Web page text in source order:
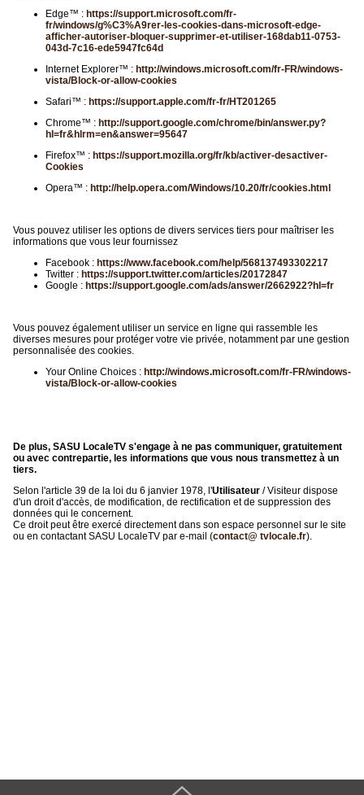
Edge™ : https://support.microsoft.com/fr-
fr/windows/g%C3%A9rer-les-cookies-dans-microsoft-edge-
afficher-autoriser-bloquer-supprimer-et-utiliser-168dab11-0753-
043d-7c16-ede5947fc64d
Internet Explorer™ : http://windows.microsoft.com/fr-FR/windows-
vista/Block-or-allow-cookies
Safari™ : https://support.apple.com/fr-fr/HT201265
Chrome™ : http://support.google.com/chrome/bin/answer.py?
hl=fr&hlrm=en&answer=95647
Firefox™ : https://support.mozilla.org/fr/kb/activer-desactiver-
Cookies
Opera™ : http://help.opera.com/Windows/10.20/fr/cookies.html
Vous pouvez utiliser les options de divers services tiers pour maîtriser les
informations que vous leur fournissez
Facebook : https://www.facebook.com/help/568137493302217
Twitter : https://support.twitter.com/articles/20172847
Google : https://support.google.com/ads/answer/2662922?hl=fr
Vous pouvez également utiliser un service en ligne qui rassemble les
diverses mesures pour protéger votre vie privée, notamment par une gestion
personnalisée des cookies.
Your Online Choices : http://windows.microsoft.com/fr-FR/windows-
vista/Block-or-allow-cookies
De plus, SASU LocaleTV s'engage à ne pas communiquer, gratuitement
ou avec contrepartie, les informations que vous nous transmettez à un
tiers.
Selon l'article 39 de la loi du 6 janvier 1978, l'Utilisateur / Visiteur dispose
d'un droit d'accès, de modification, de rectification et de suppression des
données qui le concernent.
Ce droit peut être exercé directement dans son espace personnel sur le site
ou en contactant SASU LocaleTV par e-mail (contact@ tvlocale.fr).